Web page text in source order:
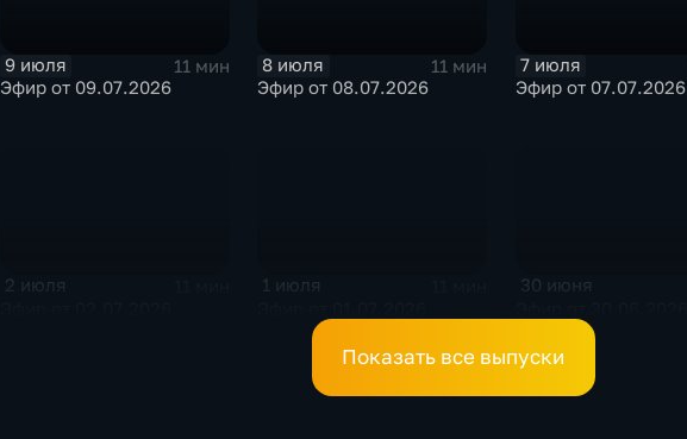
9 июля
11 мин
Эфир от 09.07.2026
8 июля
11 мин
Эфир от 08.07.2026
7 июля
Эфир от 07.07.2026
2 июля 1 июля 30 июня
Показать все выпуски